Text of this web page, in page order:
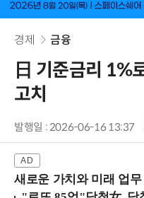
경제 금융
日 기준금리 1%
고치
발행일 : 2026-06-16 13:37
새로운 가치와 미래 업무 환경을 조망하